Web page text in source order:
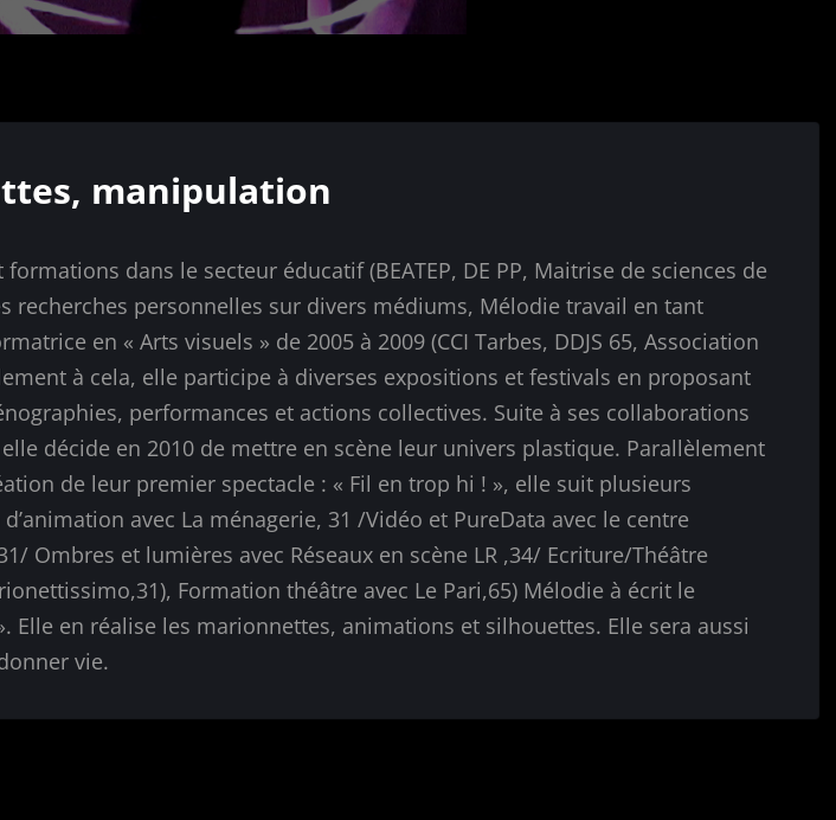
manipulation
dans le secteur éducatif (BEATEP, DE PP, Maitrise de sciences de
recherches personnelles sur divers médiums, Mélodie travail en tant
en « Arts visuels » de 2005 à 2009 (CCI Tarbes, DDJS 65, Association
à cela, elle participe à diverses expositions et festivals en proposant
performances et actions collectives. Suite à ses collaborations
décide en 2010 de mettre en scène leur univers plastique. Parallèlement
de leur premier spectacle : « Fil en trop hi ! », elle suit plusieurs
avec La ménagerie, 31 /Vidéo et PureData avec le centre
Ombres et lumières avec Réseaux en scène LR ,34/ Ecriture/Théâtre
Formation théâtre avec Le Pari,65) Mélodie à écrit le
Elle en réalise les marionnettes, animations et silhouettes. Elle sera aussi
vie.